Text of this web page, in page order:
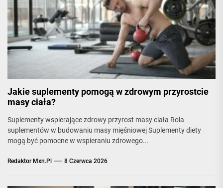
Jakie suplementy pomogą w zdrowym przyrostcie
masy ciała?
Suplementy wspierające zdrowy przyrost masy ciała Rola
suplementów w budowaniu masy mięśniowej Suplementy diety
mogą być pomocne w wspieraniu zdrowego...
Redaktor Mxn.pl 8 Czerwca 2026